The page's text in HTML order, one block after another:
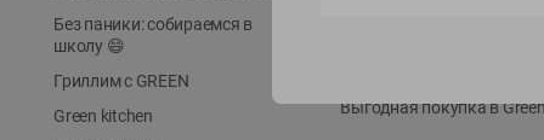
Без паники: собираемся в
школу 😄
Гриллим с GREEN
Green kitchen
Выгодная покупка в